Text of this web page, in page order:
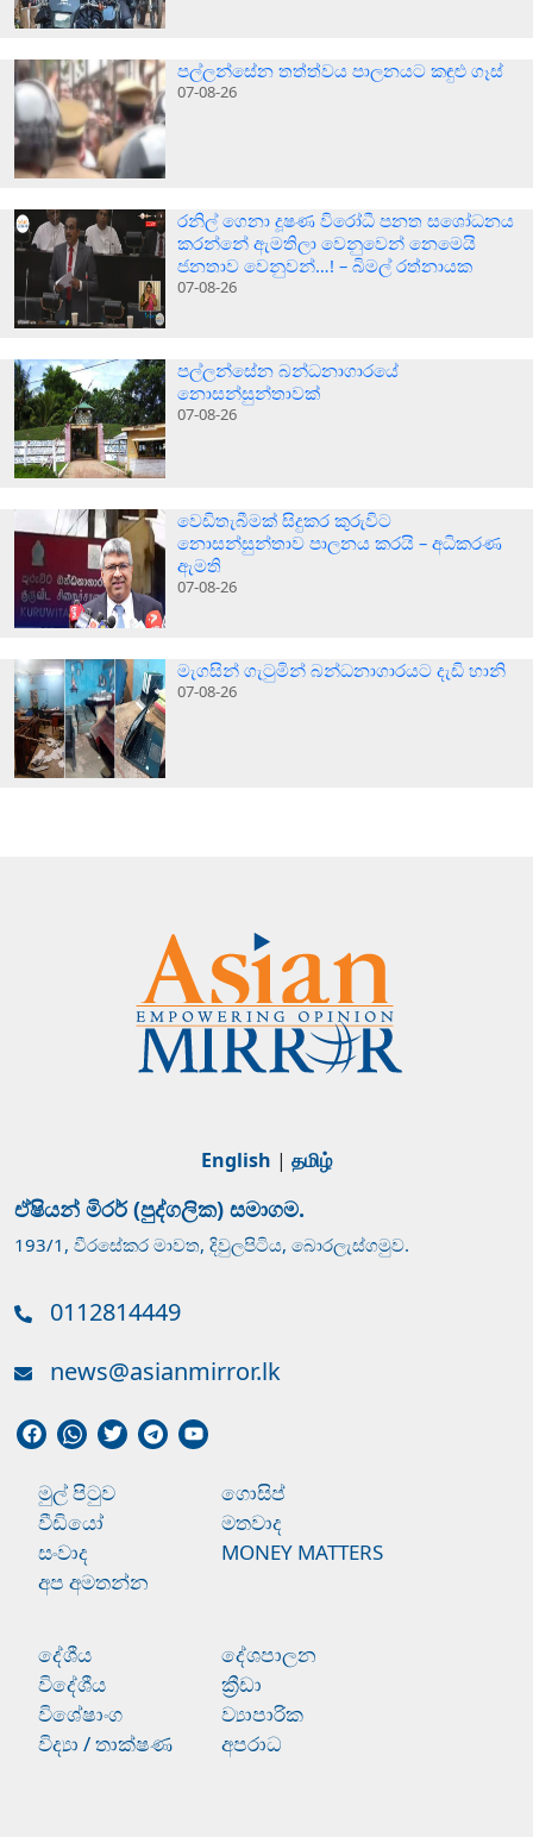
පල්ලන්සේන තත්ත්වය පාලනයට කඳුළු ගෑස්
07-08-26
රනිල් ගෙනා දූෂණ විරෝධී පනත සශෝධනය
කරන්නේ ඇමතිලා වෙනුවෙන් නෙමෙයි
ජනතාව වෙනුවන්…! – බිමල් රත්නායක
07-08-26
පල්ලන්සේන බන්ධනාගාරයේ
නොසන්සුන්තාවක්
07-08-26
වෙඩිතැබීමක් සිදුකර කුරුවිට
නොසන්සුන්තාව පාලනය කරයි – අධිකරණ
ඇමති
07-08-26
මැගසින් ගැටුමින් බන්ධනාගාරයට දැඩි හානි
07-08-26
English | தமிழ்
ඒෂියන් මිරර් (පුද්ගලික) සමාගම.
193/1, වීරසේකර මාවත, දිවුලපිටිය, බොරලැස්ගමුව.
0112814449
news@asianmirror.lk
මුල් පිටුව
ගොසිප්
වීඩියෝ
මතවාද
සංවාද
MONEY MATTERS
අප අමතන්න
දේශීය
දේශපාලන
විදේශීය
ක්‍රීඩා
විශේෂාංග
ව්‍යාපාරික
විද්‍යා / තාක්ෂණ
අපරාධ